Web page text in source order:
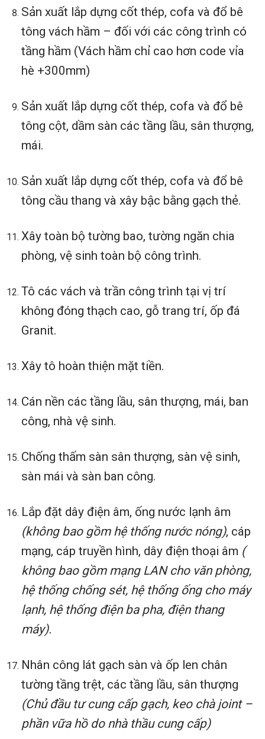
Sản xuất lắp dựng cốt thép, cofa và đổ bê
tông vách hầm – đối với các công trình có
tầng hầm (Vách hầm chỉ cao hơn code vỉa
hè +300mm)
Sản xuất lắp dựng cốt thép, cofa và đổ bê
tông cột, dầm sàn các tầng lầu, sân thượng,
mái.
Sản xuất lắp dựng cốt thép, cofa và đổ bê
tông cầu thang và xây bậc bằng gạch thẻ.
Xây toàn bộ tường bao, tường ngăn chia
phòng, vệ sinh toàn bộ công trình.
Tô các vách và trần công trình tại vị trí
không đóng thạch cao, gỗ trang trí, ốp đá
Granit.
Xây tô hoàn thiện mặt tiền.
Cán nền các tầng lầu, sân thượng, mái, ban
công, nhà vệ sinh.
Chống thấm sàn sân thượng, sàn vệ sinh,
sàn mái và sàn ban công.
Lắp đặt dây điện âm, ống nước lạnh âm
(không bao gồm hệ thống nước nóng), cáp
mạng, cáp truyền hình, dây điện thoại âm (
không bao gồm mạng LAN cho văn phòng,
hệ thống chống sét, hệ thống ống cho máy
lạnh, hệ thống điện ba pha, điện thang
máy).
Nhân công lát gạch sàn và ốp len chân
tường tầng trệt, các tầng lầu, sân thượng
(Chủ đầu tư cung cấp gạch, keo chà joint –
phần vữa hồ do nhà thầu cung cấp)